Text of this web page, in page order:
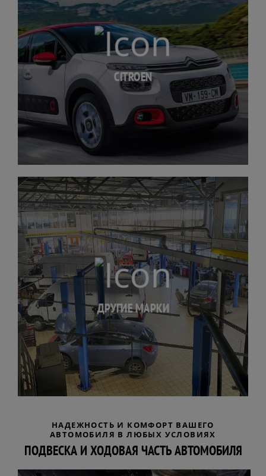
CITROEN
ДРУГИЕ МАРКИ
НАДЕЖНОСТЬ И КОМФОРТ ВАШЕГО
АВТОМОБИЛЯ В ЛЮБЫХ УСЛОВИЯХ
ПОДВЕСКА И ХОДОВАЯ ЧАСТЬ АВТОМОБИЛЯ